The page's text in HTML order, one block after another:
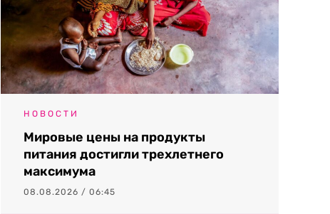
НОВОСТИ
Мировые цены на продукты
питания достигли трехлетнего
максимума
08.08.2026 / 06:45